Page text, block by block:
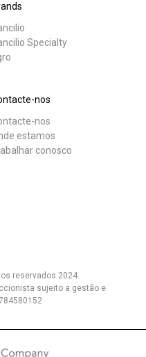
Specialty
nos
nos
estamos
conosco
reservados 2024.
sujeito a gestão e